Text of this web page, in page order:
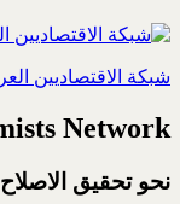
شبكة الاقتصاديين
Network
نحو تحقيق